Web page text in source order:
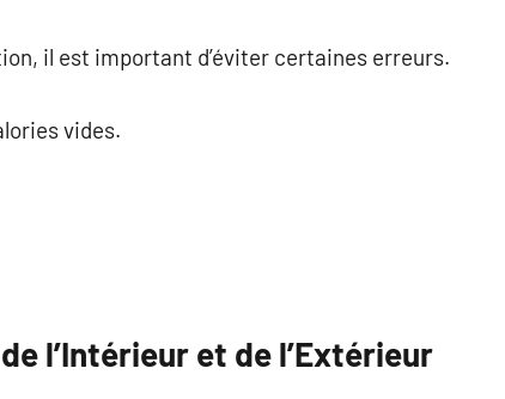
il est important d’éviter certaines erreurs.
vides.
l’Intérieur et de l’Extérieur